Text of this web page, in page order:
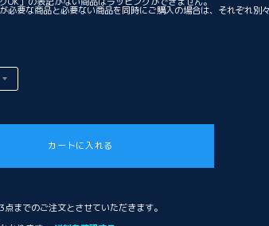
必要な商品と必要ない商品を同時にご購入の場合は、それぞれ別
カートに入れる
までのご注文とさせていただきます。